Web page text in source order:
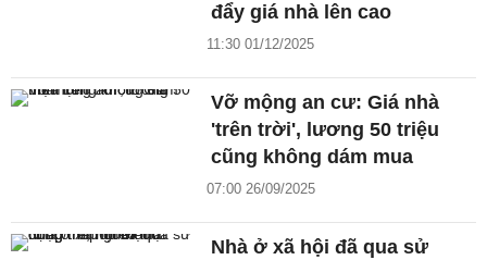
đẩy giá nhà lên cao
11:30 01/12/2025
Vỡ mộng an cư: Giá nhà
'trên trời', lương 50 triệu
cũng không dám mua
07:00 26/09/2025
Nhà ở xã hội đã qua sử